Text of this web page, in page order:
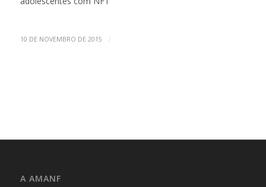
10 DE NOVEMBRO DE 2015 /
A AMANF